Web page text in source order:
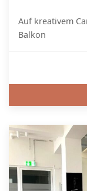
Auf kreativem
Balkon